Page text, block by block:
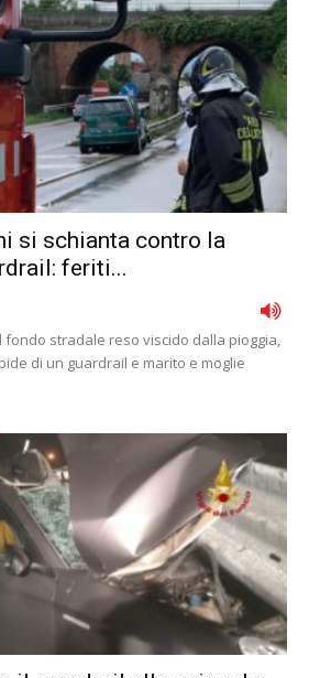
si schianta contro la
feriti...
fondo stradale reso viscido dalla pioggia,
di un guardrail e marito e moglie